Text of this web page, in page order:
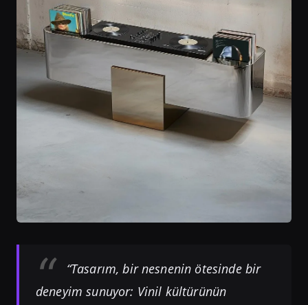
“Tasarım, bir nesnenin ötesinde bir
deneyim sunuyor: Vinil kültürünün